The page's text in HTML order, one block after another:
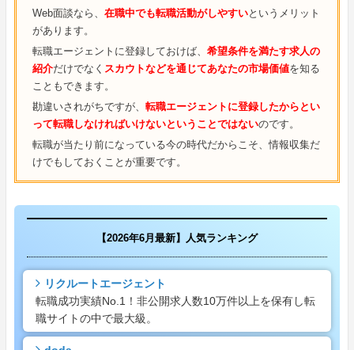
Web面談なら、 在職中でも転職活動がしやすいというメリット
があります。
転職エージェントに登録しておけば、 希望条件を満たす求人の
紹介だけでなく スカウトなどを通じてあなたの市場価値を知る
こともできます。
勘違いされがちですが、 転職エージェントに登録したからとい
って転職しなければいけないということではないのです。
転職が当たり前になっている今の時代だからこそ、情報収集だ
けでもしておくことが重要です。
【2026年6月最新】人気ランキング
リクルートエージェント
転職成功実績No.1！非公開求人数10万件以上を保有し転
職サイトの中で最大級。